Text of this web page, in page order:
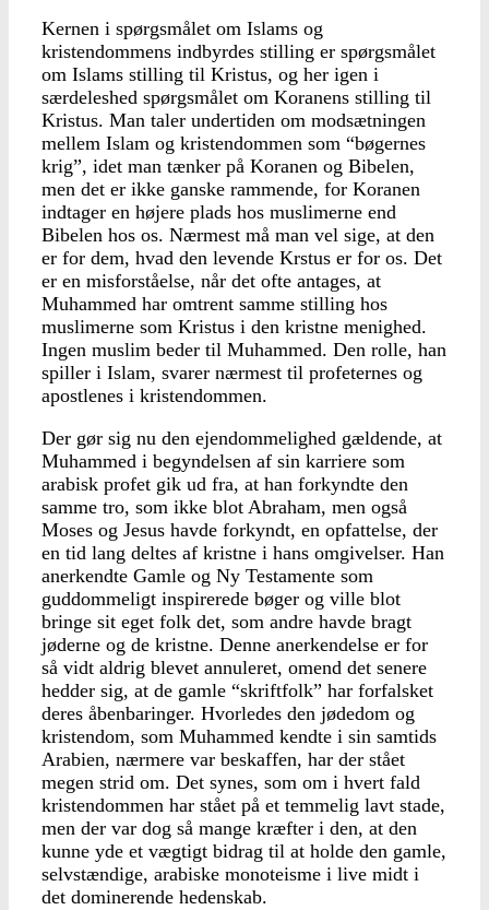
Kernen i spørgsmålet om Islams og
kristendommens indbyrdes stilling er spørgsmålet
om Islams stilling til Kristus, og her igen i
særdeleshed spørgsmålet om Koranens stilling til
Kristus. Man taler undertiden om modsætningen
mellem Islam og kristendommen som “bøgernes
krig”, idet man tænker på Koranen og Bibelen,
men det er ikke ganske rammende, for Koranen
indtager en højere plads hos muslimerne end
Bibelen hos os. Nærmest må man vel sige, at den
er for dem, hvad den levende Krstus er for os. Det
er en misforståelse, når det ofte antages, at
Muhammed har omtrent samme stilling hos
muslimerne som Kristus i den kristne menighed.
Ingen muslim beder til Muhammed. Den rolle, han
spiller i Islam, svarer nærmest til profeternes og
apostlenes i kristendommen.
Der gør sig nu den ejendommelighed gældende, at
Muhammed i begyndelsen af sin karriere som
arabisk profet gik ud fra, at han forkyndte den
samme tro, som ikke blot Abraham, men også
Moses og Jesus havde forkyndt, en opfattelse, der
en tid lang deltes af kristne i hans omgivelser. Han
anerkendte Gamle og Ny Testamente som
guddommeligt inspirerede bøger og ville blot
bringe sit eget folk det, som andre havde bragt
jøderne og de kristne. Denne anerkendelse er for
så vidt aldrig blevet annuleret, omend det senere
hedder sig, at de gamle “skriftfolk” har forfalsket
deres åbenbaringer. Hvorledes den jødedom og
kristendom, som Muhammed kendte i sin samtids
Arabien, nærmere var beskaffen, har der stået
megen strid om. Det synes, som om i hvert fald
kristendommen har stået på et temmelig lavt stade,
men der var dog så mange kræfter i den, at den
kunne yde et vægtigt bidrag til at holde den gamle,
selvstændige, arabiske monoteisme i live midt i
det dominerende hedenskab.